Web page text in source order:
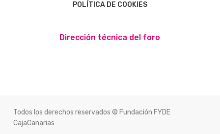
POLÍTICA DE COOKIES
Dirección técnica del foro
Todos los derechos reservados © Fundación FYDE
CajaCanarias